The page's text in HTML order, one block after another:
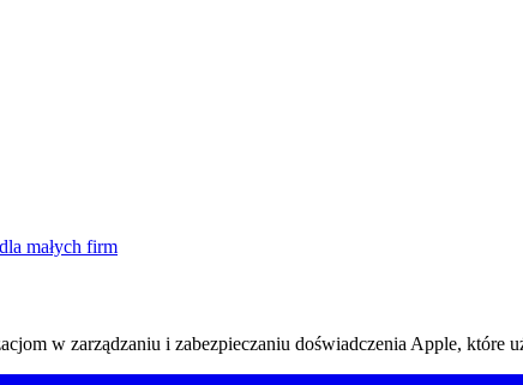
małych firm
w zarządzaniu i zabezpieczaniu doświadczenia Apple, które